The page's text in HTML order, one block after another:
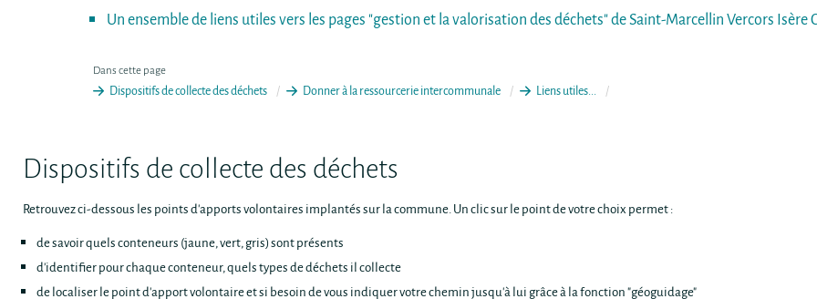
Un ensemble de liens utiles vers les pages "gestion et la valorisation des déchets" de Saint-Marcellin Vercors Isère
Dans cette page
Dispositifs de collecte des déchets Donner à la ressourcerie intercommunale Liens utiles...
Dispositifs de collecte des déchets
Retrouvez ci-dessous les points d'apports volontaires implantés sur la commune. Un clic sur le point de votre choix permet :
de savoir quels conteneurs (jaune, vert, gris) sont présents
d'identifier pour chaque conteneur, quels types de déchets il collecte
de localiser le point d'apport volontaire et si besoin de vous indiquer votre chemin jusqu'à lui grâce à la fonction "géoguidage"